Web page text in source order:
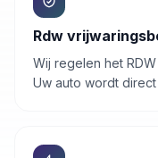
Rdw
Wij regelen het
Uw auto wordt direct